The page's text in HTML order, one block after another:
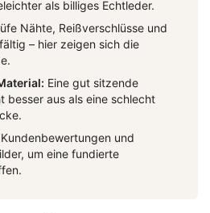
als billiges Echtleder.
Nähte, Reißverschlüsse und
– hier zeigen sich die
Eine gut sitzende
besser aus als eine schlecht
und
um eine fundierte